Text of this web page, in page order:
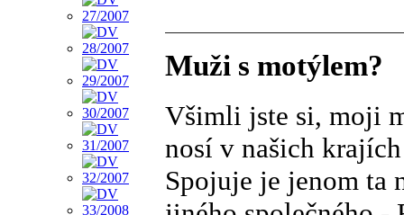
Muži s motýlem?
Všimli jste si, moji
nosí v našich
Spojuje je jenom ta